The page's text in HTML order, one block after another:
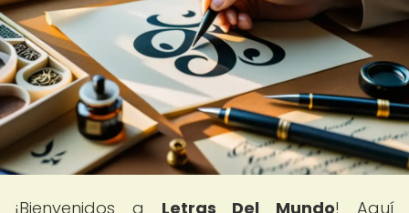
¡Bienvenidos a Letras Del Mundo! Aquí